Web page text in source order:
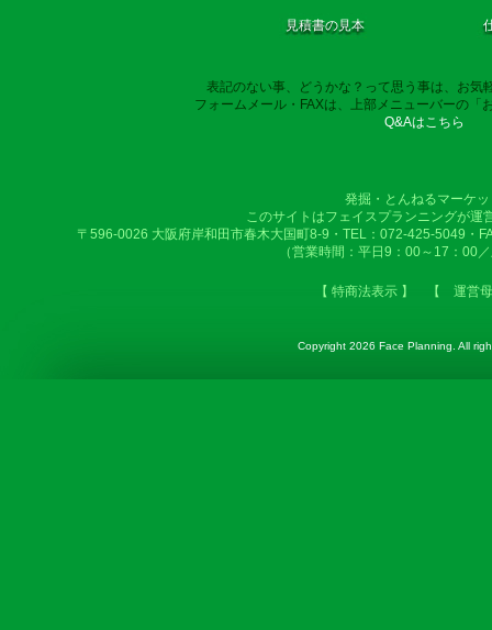
見積書の見本
表記のない事、どうかな？って思う事は、お気
フォームメール・FAXは、上部メニューバーの「
Q&Aはこちら
発掘・とんねるマーケ
このサイトはフェイスプランニングが運
〒596-0026 大阪府岸和田市春木大国町8-9・TEL：072-425-5049・
（営業時間：平日9：00～17：00
【 特商法表示 】 【 運営
Copyright 2026 Face Planning. All